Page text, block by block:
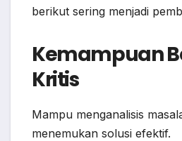
berikut sering menjadi
Kemampuan
Kritis
Mampu menganalisis
menemukan solusi efektif.